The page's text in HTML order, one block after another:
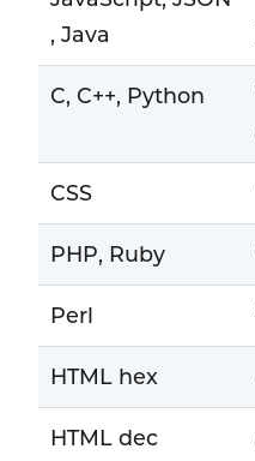
, Java
C, C++, Python
CSS
PHP, Ruby
Perl
HTML hex
HTML dec